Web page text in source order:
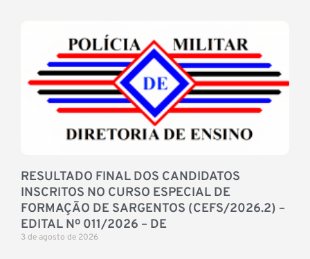
RESULTADO FINAL DOS CANDIDATOS
INSCRITOS NO CURSO ESPECIAL DE
FORMAÇÃO DE SARGENTOS (CEFS/2026.2) –
EDITAL Nº 011/2026 – DE
3 de agosto de 2026